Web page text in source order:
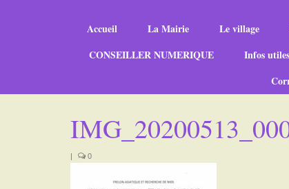
Accueil La Mairie Le village
CONSEILLER NUMERIQUE
Infos utiles
| 0